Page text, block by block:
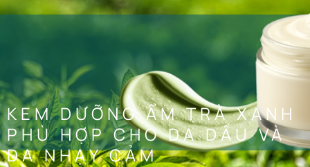
KEM DƯỠNG ẨM TRÀ XANH
PHÙ HỢP CHO DA DẦU VÀ
DA NHẠY CẢM